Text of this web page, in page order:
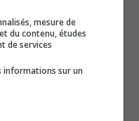
mesure de
du contenu, études
de services
informations sur un